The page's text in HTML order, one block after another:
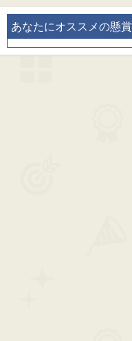
あなたにオススメの懸賞